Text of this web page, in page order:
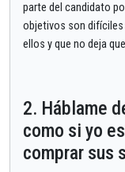
parte del candidato
objetivos son difíciles
ellos y que no deja
2. Háblame
como si yo
comprar sus